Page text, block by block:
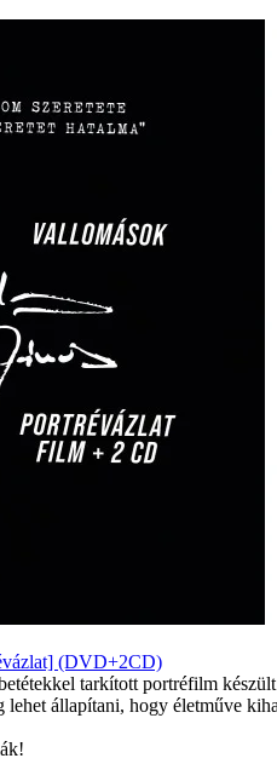
(DVD+2CD)
tarkított portréfilm
lehet állapítani, hogy életműve